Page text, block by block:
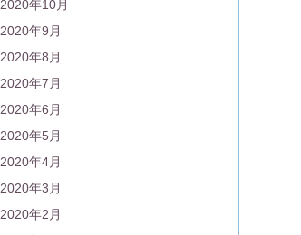
2020年10月
2020年9月
2020年8月
2020年7月
2020年6月
2020年5月
2020年4月
2020年3月
2020年2月